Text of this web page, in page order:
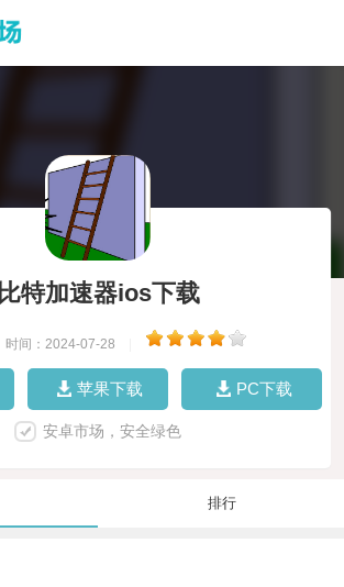
比特加速器ios下载
时间：2024-07-28
苹果下载 PC下载
安卓市场，安全绿色
排行